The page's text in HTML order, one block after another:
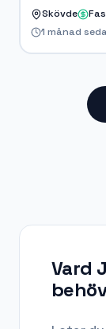
Skövde
1 månad
Vard